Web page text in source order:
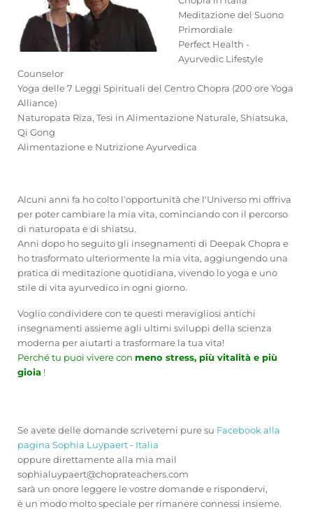
Meditazione del Suono
Primordiale
Perfect Health -
Ayurvedic Lifestyle
Counselor
Yoga delle 7 Leggi Spirituali del Centro Chopra (200 ore Yoga
Alliance)
Naturopata Riza, Tesi in Alimentazione Naturale, Shiatsuka,
Qi Gong
Alimentazione e Nutrizione Ayurvedica
Alcuni anni fa ho colto l'opportunità che l'Universo mi offriva
per poter cambiare la mia vita, cominciando con il percorso
di naturopata e di shiatsu.
Anni dopo ho seguito gli insegnamenti di Deepak Chopra e
ho trasformato ulteriormente la mia vita, aggiungendo una
pratica di meditazione quotidiana, vivendo lo yoga e uno
stile di vita ayurvedico in ogni giorno.
Voglio condividere con te questi meravigliosi antichi
insegnamenti assieme agli ultimi sviluppi della scienza
moderna per aiutarti a trasformare la tua vita!
Perché tu puoi vivere con meno stress, più vitalità e più
gioia !
Se avete delle domande scrivetemi pure su Facebook alla
pagina Sophia Luypaert - Italia
oppure direttamente alla mia mail
sophialuypaert@choprateachers.com
sarà un onore leggere le vostre domande e rispondervi,
è un modo molto speciale per rimanere connessi insieme.